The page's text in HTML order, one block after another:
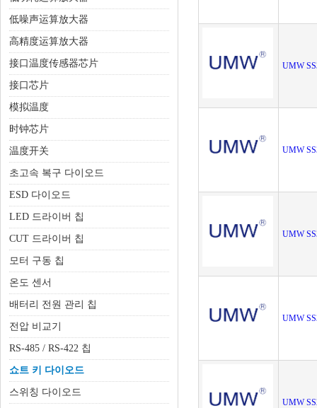
低噪声运算放大器
高精度运算放大器
接口温度传感器芯片
接口芯片
模拟温度
时钟芯片
温度开关
초고속 복구 다이오드
ESD 다이오드
LED 드라이버 칩
CUT 드라이버 칩
모터 구동 칩
온도 센서
배터리 전원 관리 칩
전압 비교기
RS-485 / RS-422 칩
쇼트 키 다이오드
스위칭 다이오드
UMW
UMW
UMW
UMW
UMW